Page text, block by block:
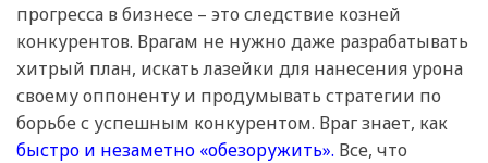
прогресса в бизнесе – это следствие козней
конкурентов. Врагам не нужно даже разрабатывать
хитрый план, искать лазейки для нанесения урона
своему оппоненту и продумывать стратегии по
борьбе с успешным конкурентом. Враг знает, как
быстро и незаметно «обезоружить». Все, что